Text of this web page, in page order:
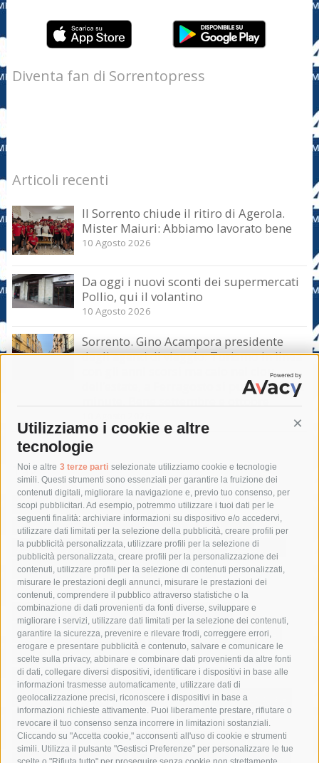
Utilizziamo i cookie e altre
tecnologie
Noi e altre 3 terze parti selezionate utilizziamo cookie e tecnologie
simili. Questi strumenti sono essenziali per garantire la fruizione dei
contenuti digitali, migliorare la navigazione e, previo tuo consenso, per
scopi pubblicitari. Ad esempio, potremmo utilizzare i tuoi dati per le
seguenti finalità: archiviare informazioni su dispositivo e/o accedervi,
utilizzare dati limitati per la selezione della pubblicità, creare profili per
la pubblicità personalizzata, utilizzare profili per la selezione di
pubblicità personalizzata, creare profili per la personalizzazione dei
contenuti, utilizzare profili per la selezione di contenuti personalizzati,
misurare le prestazioni degli annunci, misurare le prestazioni dei
contenuti, comprendere il pubblico attraverso statistiche o la
combinazione di dati provenienti da fonti diverse, sviluppare e
migliorare i servizi, utilizzare dati limitati per la selezione dei contenuti,
garantire la sicurezza, prevenire e rilevare frodi, correggere errori,
erogare e presentare pubblicità e contenuto, salvare e comunicare le
scelte sulla privacy, abbinare e combinare dati provenienti da altre fonti
di dati, collegare diversi dispositivi, identificare i dispositivi in base alle
informazioni trasmesse automaticamente, utilizzare dati di
geolocalizzazione precisi, riconoscere i dispositivi in base a
informazioni richieste attivamente. Puoi liberamente prestare, rifiutare o
revocare il tuo consenso senza incorrere in limitazioni sostanziali.
Cliccando su "Accetta cookie," acconsenti all'uso di cookie e strumenti
simili. Utilizza il pulsante "Gestisci Preferenze" per personalizzare le tue
Diventa fan di Sorrentopress
Articoli recenti
Il Sorrento chiude il ritiro di Agerola.
Mister Maiuri: Abbiamo lavorato bene
10 Agosto 2026
Da oggi i nuovi sconti dei supermercati
Pollio, qui il volantino
10 Agosto 2026
Sorrento. Gino Acampora presidente
degli agenti di viaggio: Turismo in linea
con gli anni scorsi ma calo nel clou
dell’estate, a Ferragosto si punta sul last
Tag
acqua allerta meteo
anas
area marina protetta di punta campanella
arresto
Asl Napoli 3 sud
capitaneria di porto capri
carabinieri
castellammare di stabia
circumvesuviana
comune di sorrento
concerto
contagi
costiera amalfitana
covid-19 eav
elezioni
fondazione sorrento
gori guardia costiera
incidente
lavori
lorenzo balducelli mare
massa lubrense
massimo coppola
Meta napoli
ordinanza
penisola sorrentina
piano di sorrento
polizia municipale
protezione civile
Regione Campania
sant'agnello
sindaco cuomo
sorrento studenti temporali
treni